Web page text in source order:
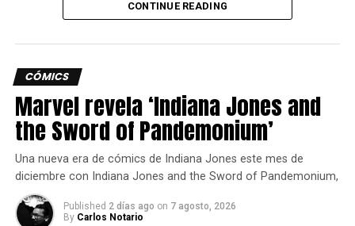
medida que la empresa busca vender más activos.
deuda neta para el 31 de marzo de 2024. Sin embargo,
la deuda neta después del 31 de marzo”.
Siguenos en todas nuestrasredes socialespara estar
enterado de lo más atractivo del mundo geek, además
suscríbete a nuestro canal deYoutubey podcast.
comments
CONTINUE READING
CÓMICS
Marvel revela ‘Indiana Jones and
the Sword of Pandemonium’
Una nueva era de cómics de Indiana Jones este mes de
diciembre con Indiana Jones and the Sword of Pandemonium,
Published 2 días ago on 7 agosto, 2026
By Carlos Notario